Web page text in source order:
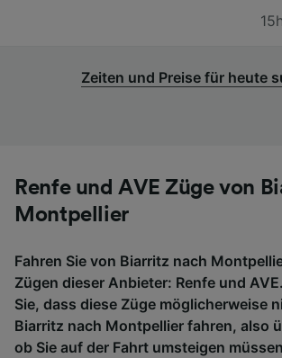
Zeiten und Preise für heute
Renfe und AVE Züge von
Montpellier
Fahren Sie von Biarritz nach
Zügen dieser Anbieter: Renfe und
Sie, dass diese Züge möglicherweise
Biarritz nach Montpellier fahren, also
ob Sie auf der Fahrt umsteigen